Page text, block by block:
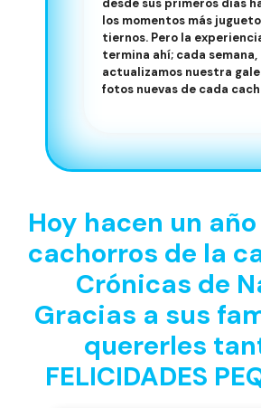
los momentos más
tiernos. Pero la
termina ahí; cada semana,
actualizamos nuestra
fotos nuevas de cada
Hoy hacen un
cachorros de la
Crónicas de
Gracias a sus
quererles
FELICIDADES